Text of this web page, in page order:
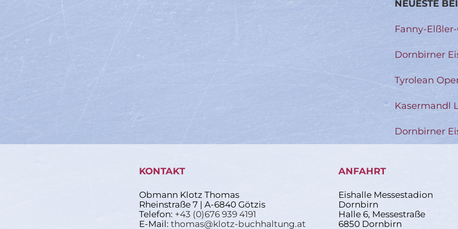
NEUESTE
Fanny-
Dornbirner
Tyrolean
Kasermandl
Dornbirner
KONTAKT
Obmann Klotz Thomas
Rheinstraße 7 | A-6840 Götzis
Telefon: +43 (0)676 939 4191
E-Mail: thomas@klotz-buchhaltung.at
ANFAHRT
Eishalle Messestadion
Dornbirn
Halle 6, Messestraße
6850 Dornbirn